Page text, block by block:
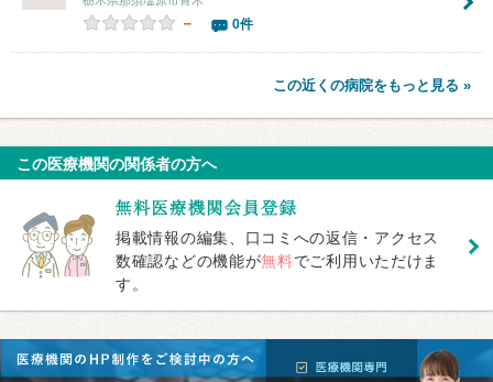
－ 0件
この近くの病院をもっと見る »
この医療機関の関係者の方へ
掲載情報の編集、口コミへの返信・アクセス
数確認などの機能が無料でご利用いただけま
す。